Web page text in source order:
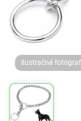
Ilustračné